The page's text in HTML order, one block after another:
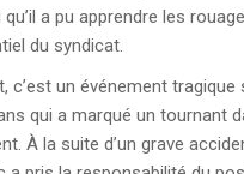
qu’il a pu apprendre les
du syndicat.
c’est un événement tragique
qui a marqué un tournant
À la suite d’un grave